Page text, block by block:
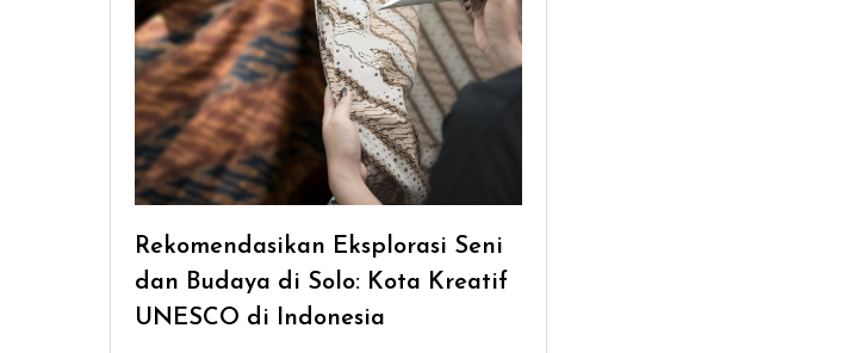
Rekomendasikan Eksplorasi Seni
dan Budaya di Solo: Kota Kreatif
UNESCO di Indonesia